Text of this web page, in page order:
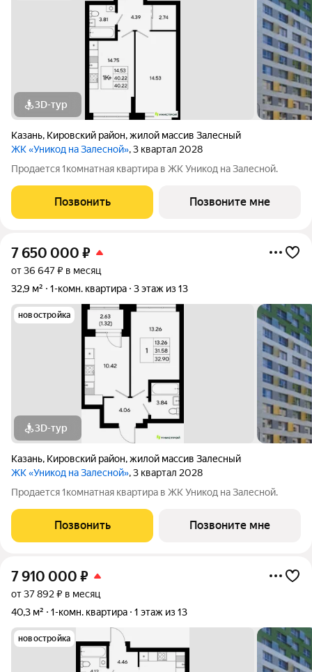
3D-тур
Казань, Кировский район,жилой массив Залесный
ЖК «Уникод на Залесной», 3 квартал 2028
Продается 1комнатная квартира в ЖК Уникод на Залесной.
Позвонить Позвоните мне
7 650 000 ₽
от 36 647 ₽ в месяц
32,9 м²
1-комн. квартира 3 этаж из 13
новостройка
3D-тур
Казань, Кировский район,жилой массив Залесный
ЖК «Уникод на Залесной», 3 квартал 2028
Продается 1комнатная квартира в ЖК Уникод на Залесной.
Позвонить Позвоните мне
7 910 000 ₽
от 37 892 ₽ в месяц
40,3 м²
1-комн. квартира 1 этаж из 13
новостройка